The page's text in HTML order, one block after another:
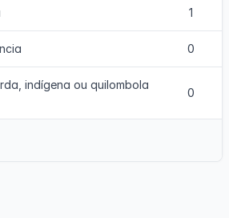
1
0
indígena ou quilombola
0